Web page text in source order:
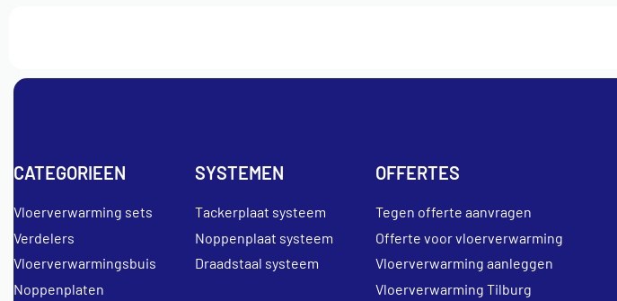
CATEGORIEEN
Vloerverwarming sets
Verdelers
Vloerverwarmingsbuis
Noppenplaten
SYSTEMEN
Tackerplaat systeem
Noppenplaat systeem
Draadstaal systeem
OFFERTES
Tegen offerte aanvragen
Offerte voor vloerverwarming
Vloerverwarming aanleggen
Vloerverwarming Tilburg